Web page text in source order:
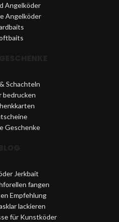
Angelköder
Angelköder
Schachteln
bedrucken
Geschenke
Jerkbait
fangen
Empfehlung
lackieren
für Kunstköder